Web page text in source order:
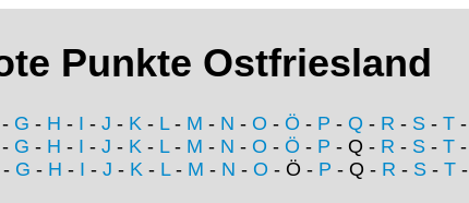
Punkte Ostfriesland
- G - H - I - J - K - L- M - N - O - Ö - P - Q - R - S - T -
- G - H - I - J - K - L- M - N - O - Ö - P - Q - R - S - T -
G - H - I - J - K- L- M - N - O - Ö - P - Q - R - S- T-